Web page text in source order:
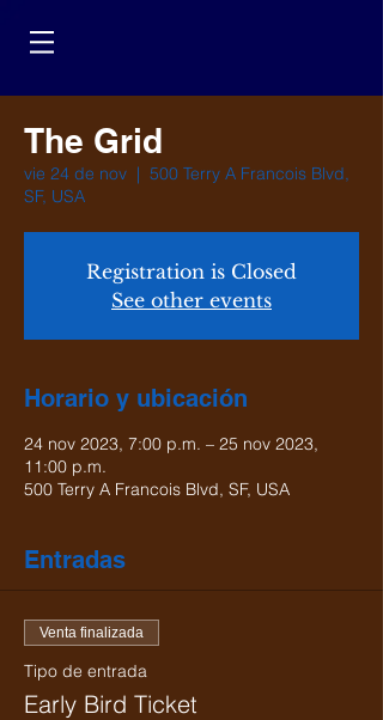
The Grid
vie 24 de nov
  |
500 Terry A Francois Blvd,
SF, USA
Registration is Closed
See other events
Horario y ubicación
24 nov 2023, 7:00 p.m. – 25 nov 2023,
11:00 p.m.
500 Terry A Francois Blvd, SF, USA
Entradas
Venta finalizada
Tipo de entrada
Early Bird Ticket